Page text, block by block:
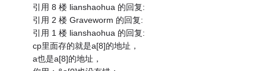
引用 8 楼 lianshaohua 的回复:
引用 2 楼 Graveworm 的回复:
引用 1 楼 lianshaohua 的回复:
cp里面存的就是a[8]的地址，
a也是a[8]的地址，